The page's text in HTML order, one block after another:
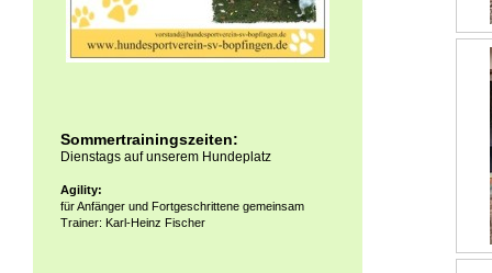
Sommertrainingszeiten:
Dienstags auf unserem Hundeplatz
Agility:
für Anfänger und Fortgeschrittene gemeinsam
Trainer: Karl-Heinz Fischer